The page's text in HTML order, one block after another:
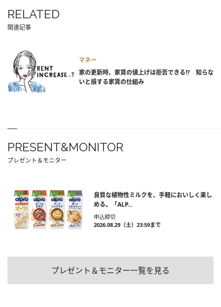
RELATED
関連記事
マネー
家の更新時、家賃の値上げは拒否できる!? 知らな
いと損する家賃の仕組み
PRESENT&MONITOR
プレゼント＆モニター
良質な植物性ミルクを、手軽においしく楽し
める。「ALP...
申込締切
2026.08.29（土）23:59まで
プレゼント＆モニター一覧を見る